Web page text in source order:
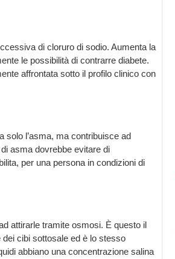
di cloruro di sodio. Aumenta la
le possibilità di contrarre diabete.
affrontata sotto il profilo clinico con
solo l’asma, ma contribuisce ad
asma dovrebbe evitare di
per una persona in condizioni di
attirarle tramite osmosi. È questo il
cibi sottosale ed è lo stesso
abbiano una concentrazione salina